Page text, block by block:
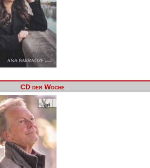
CD der Woche